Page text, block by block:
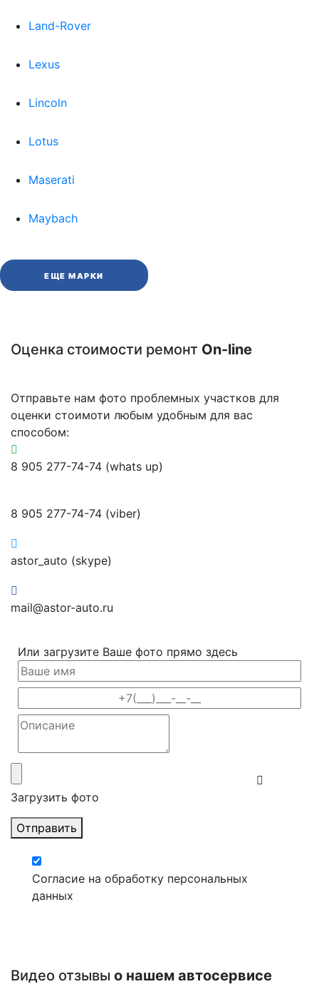
Land-Rover
Lexus
Lincoln
Lotus
Maserati
Maybach
ЕЩЕ МАРКИ
Оценка стоимости ремонт On-line
Отправьте нам фото проблемных участков для
оценки стоимоти любым удобным для вас
способом:
8 905 277-74-74 (whats up)
8 905 277-74-74 (viber)
astor_auto (skype)
mail@astor-auto.ru
Или загрузите Ваше фото прямо здесь
Загрузить фото
Отправить
Согласие на обработку персональных
данных
Видео отзывы о нашем автосервисе